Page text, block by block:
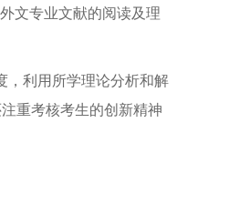
文专业文献的阅读及理
利用所学理论分析和解
重考核考生的创新精神